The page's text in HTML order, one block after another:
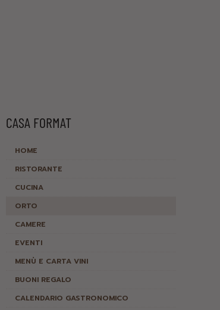
CASA FORMAT
HOME
RISTORANTE
CUCINA
ORTO
CAMERE
EVENTI
MENÙ E CARTA VINI
BUONI REGALO
CALENDARIO GASTRONOMICO